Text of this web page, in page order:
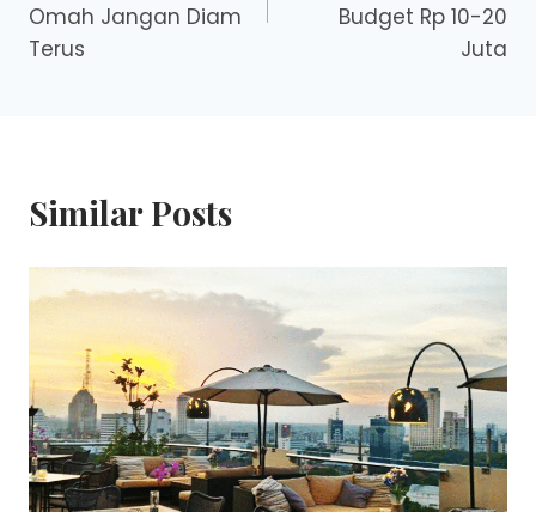
Omah Jangan Diam
Terus
Budget Rp 10-20
Juta
Similar Posts